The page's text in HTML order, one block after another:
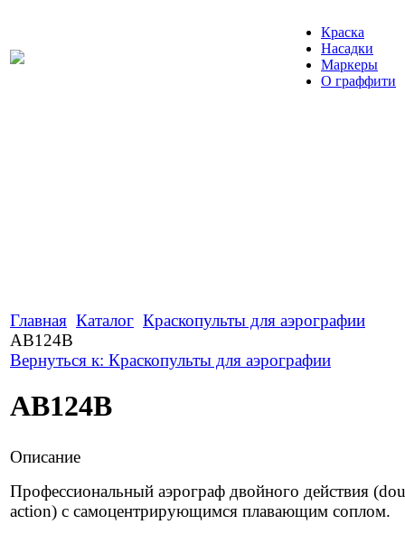
Краска
Насадки
Маркеры
О граффити
Главная Каталог Краскопульты для аэрографии
AB124B
Вернуться к: Краскопульты для аэрографии
AB124B
Описание
Профессиональный аэрограф двойного действия
action) с самоцентрирующимся плавающим соплом.